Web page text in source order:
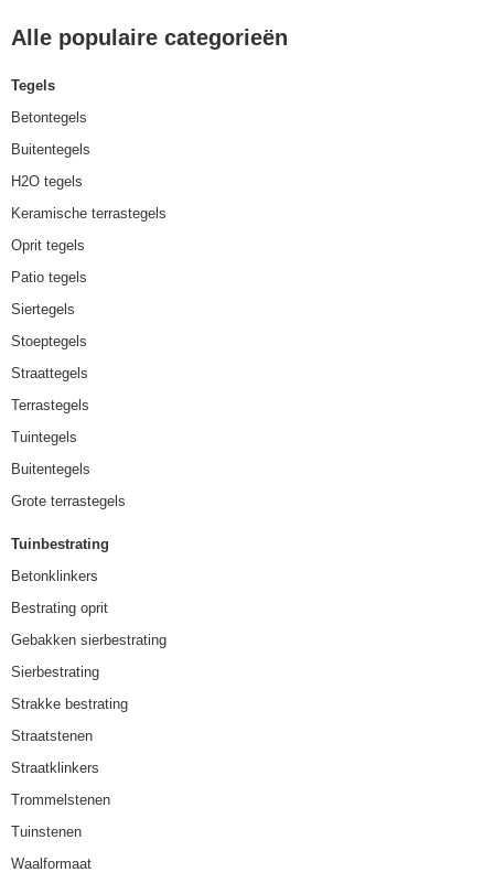
Alle populaire categorieën
Tegels
Betontegels
Buitentegels
H2O tegels
Keramische terrastegels
Oprit tegels
Patio tegels
Siertegels
Stoeptegels
Straattegels
Terrastegels
Tuintegels
Buitentegels
Grote terrastegels
Tuinbestrating
Betonklinkers
Bestrating oprit
Gebakken sierbestrating
Sierbestrating
Strakke bestrating
Straatstenen
Straatklinkers
Trommelstenen
Tuinstenen
Waalformaat